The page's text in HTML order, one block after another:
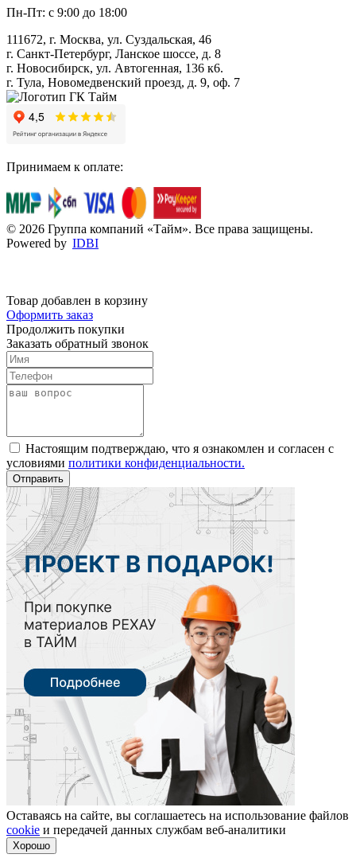
Пн-Пт: с 9:00 до 18:00
111672, г. Москва, ул. Суздальская, 46
г. Санкт-Петербург, Ланское шоссе, д. 8
г. Новосибирск, ул. Автогенная, 136 к6.
г. Тула, Новомедвенский проезд, д. 9, оф. 7
Принимаем к оплате:
© 2026 Группа компаний «Тайм». Все права защищены.
Powered by IDBI
Товар добавлен в корзину
Оформить заказ
Продолжить покупки
Заказать обратный звонок
Настоящим подтверждаю, что я ознакомлен и согласен с
условиями политики конфиденциальности.
Отправить
Оставаясь на сайте, вы соглашаетесь на использование файлов
cookie и передачей данных службам веб-аналитики
Хорошо